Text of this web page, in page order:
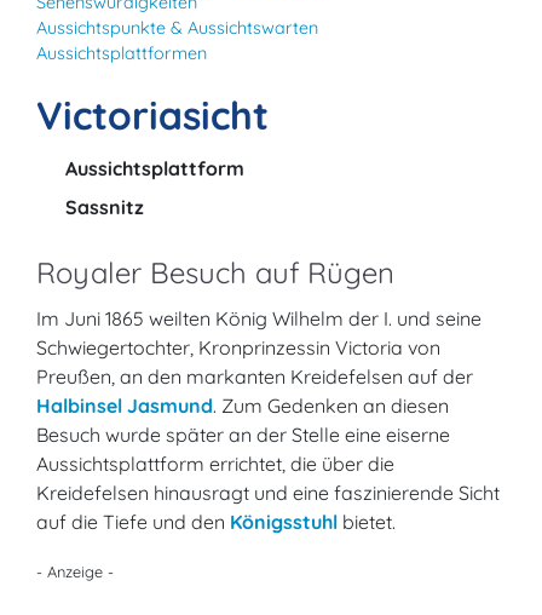
Aussichtspunkte & Aussichtswarten
Aussichtsplattformen
Victoriasicht
Aussichtsplattform
Sassnitz
Royaler Besuch auf Rügen
Im Juni 1865 weilten König Wilhelm der I. und seine
Schwiegertochter, Kronprinzessin Victoria von
Preußen, an den markanten Kreidefelsen auf der
Halbinsel Jasmund. Zum Gedenken an diesen
Besuch wurde später an der Stelle eine eiserne
Aussichtsplattform errichtet, die über die
Kreidefelsen hinausragt und eine faszinierende Sicht
auf die Tiefe und den Königsstuhl bietet.
- Anzeige -